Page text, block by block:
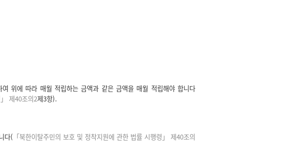
위에 따라 매월 적립하는 금액과 같은 금액을 매월 적립해야 합니다
제40조의2제3항).
다( 「북한이탈주민의 보호 및 정착지원에 관한 법률 시행령」 제40조의